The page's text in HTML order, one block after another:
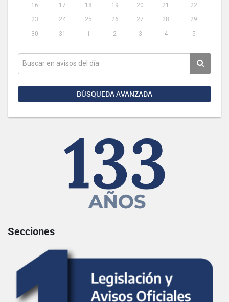
16
17 18 19 20 21
22
23
24 25 26 27 28
29
30
31 1 2 3 4 5
BÚSQUEDA AVANZADA
Secciones